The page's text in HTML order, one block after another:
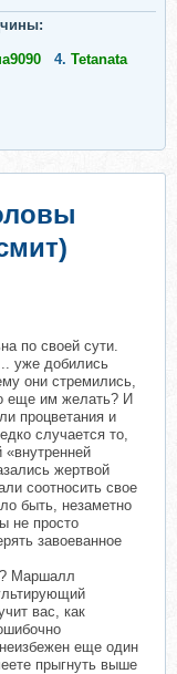
4. Tetanata
по своей сути.
уже добились
они стремились,
еще им желать? И
процветания и
случается то,
жертвой
соотносить свое
быть, незаметно
не просто
завоеванное
Маршалл
вас, как
еще один
прыгнуть выше